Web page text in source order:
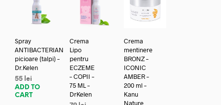
Spray
ANTIBACTERIAN
picioare (talpi) –
Dr.Kelen
55 lei
ADD TO
CART
Crema
Lipo
pentru
ECZEME
– COPII –
75 ML –
DrKelen
Crema
mentinere
BRONZ –
ICONIC
AMBER –
200 ml –
Kanu
Nature